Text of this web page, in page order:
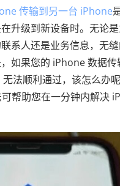
传输到另一台 iPhone
升级到新设备时。无论
系人还是业务信息，无
如果您的 iPhone 数据传
法顺利通过，该怎么办呢
帮助您在一分钟内解决